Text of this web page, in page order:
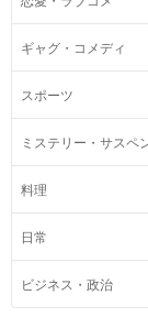
ギャグ・コメディ
スポーツ
ミステリー・サスペ
料理
日常
ビジネス・政治